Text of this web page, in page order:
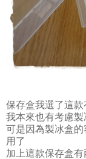
保存盒我選了這
我本來也有考慮製
可是因為製冰盒
用了
加上這款保存盒